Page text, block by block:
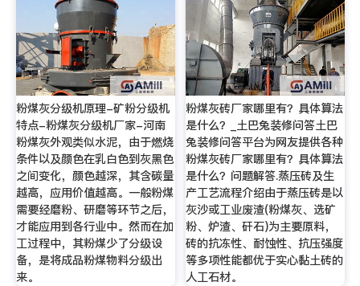
粉煤灰分级机原理-矿粉分级机
特点-粉煤灰分级机厂家-河南
粉煤灰外观类似水泥，由于燃烧
条件以及颜色在乳白色到灰黑色
之间变化，颜色越深，其含碳量
越高，应用价值越高。一般粉煤
需要经磨粉、研磨等环节之后，
才能应用到各行业中。然而在加
工过程中，其粉煤少了分级设
备，是将成品粉煤物料分级出
来。
粉煤灰砖厂家哪里有？具体算法
是什么？_土巴兔装修问答土巴
兔装修问答平台为网友提供各种
粉煤灰砖厂家哪里有？具体算法
是什么？问题解答.蒸压砖及生
产工艺流程介绍由于蒸压砖是以
灰沙或工业废渣(粉煤灰、选矿
粉、炉渣、矸石)为主要原料，
砖的抗冻性、耐蚀性、抗压强度
等多项性能都优于实心黏土砖的
人工石材。